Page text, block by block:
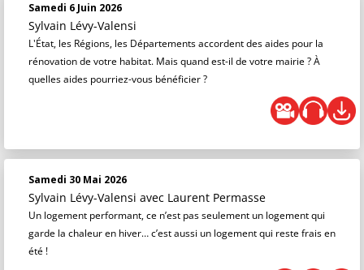
Samedi 6 Juin 2026
Sylvain Lévy-Valensi
L'État, les Régions, les Départements accordent des aides pour la
rénovation de votre habitat. Mais quand est-il de votre mairie ? À
quelles aides pourriez-vous bénéficier ?
Samedi 30 Mai 2026
Sylvain Lévy-Valensi avec Laurent Permasse
Un logement performant, ce n’est pas seulement un logement qui
garde la chaleur en hiver… c’est aussi un logement qui reste frais en
été !